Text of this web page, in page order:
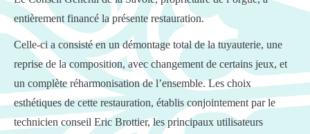
entièrement financé la présente restauration.
Celle-ci a consisté en un démontage total de la tuyauterie, une
reprise de la composition, avec changement de certains jeux, et
un complète réharmonisation de l’ensemble. Les choix
esthétiques de cette restauration, établis conjointement par le
technicien conseil Eric Brottier, les principaux utilisateurs